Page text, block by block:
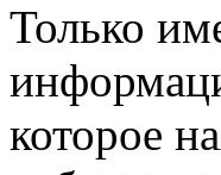
Только
которое